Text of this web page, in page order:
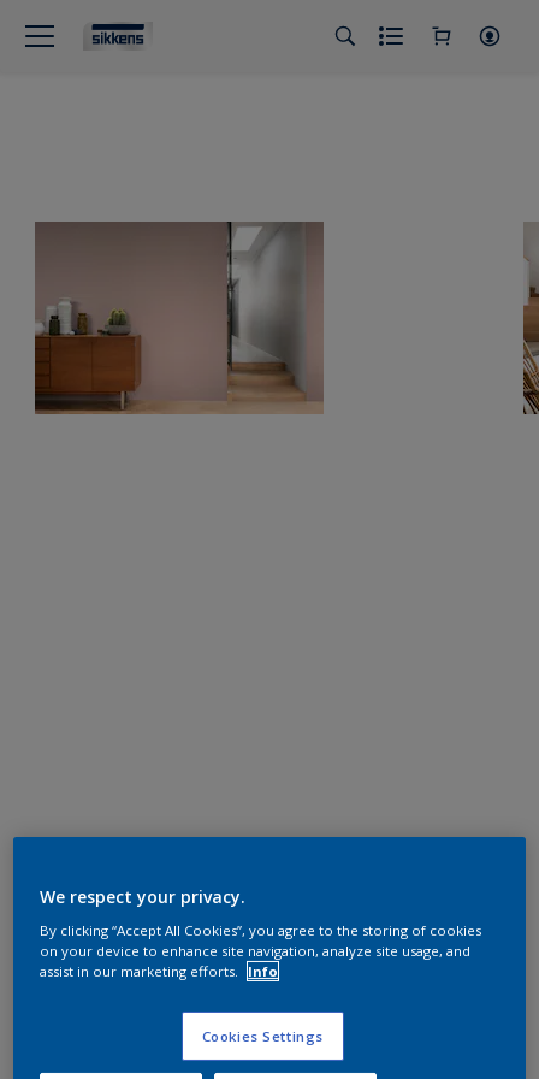
We respect your privacy.
By clicking “Accept All Cookies”, you agree to the storing of cookies
on your device to enhance site navigation, analyze site usage, and
assist in our marketing efforts.
Info
Cookies Settings